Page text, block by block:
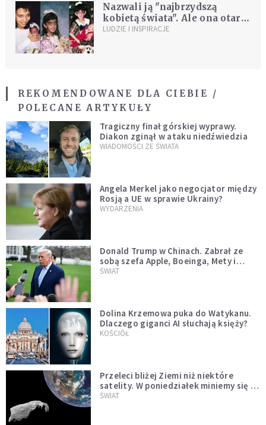
Nazwali ją "najbrzydszą
kobietą świata". Ale ona otarła
łzy i zainspirowała miliony
LUDZIE I INSPIRACJE
REKOMENDOWANE DLA CIEBIE /
POLECANE ARTYKUŁY
Tragiczny finał górskiej wyprawy.
Diakon zginął w ataku niedźwiedzia
WIADOMOŚCI ZE ŚWIATA
Angela Merkel jako negocjator między
Rosją a UE w sprawie Ukrainy?
WYDARZENIA
Donald Trump w Chinach. Zabrał ze
sobą szefa Apple, Boeinga, Mety i
Muska
ŚWIAT
Dolina Krzemowa puka do Watykanu.
Dlaczego giganci AI słuchają księży?
KOŚCIÓŁ
Przeleci bliżej Ziemi niż niektóre
satelity. W poniedziałek miniemy się z
asteroidą, która poprzedzi znacznie
ŚWIAT